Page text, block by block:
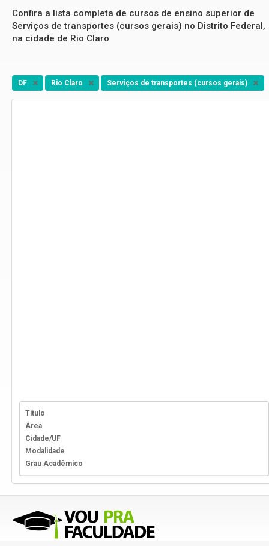
Confira a lista completa de cursos de ensino superior de
Serviços de transportes (cursos gerais) no Distrito Federal,
na cidade de Rio Claro
DF Rio Claro Serviços de transportes (cursos gerais)
Título
Área
Cidade/UF
Modalidade
Grau Acadêmico